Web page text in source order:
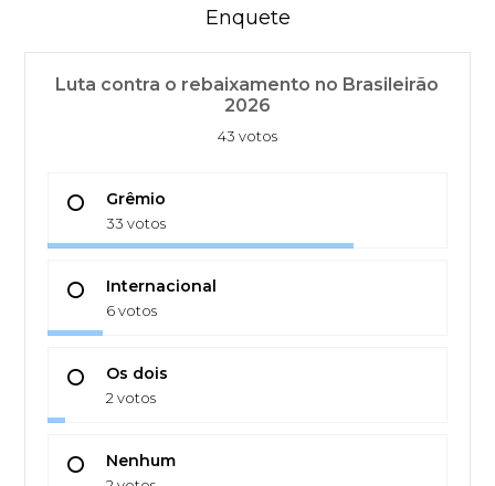
Enquete
Luta contra o rebaixamento no Brasileirão
2026
43 votos
Grêmio
33 votos
Internacional
6 votos
Os dois
2 votos
Nenhum